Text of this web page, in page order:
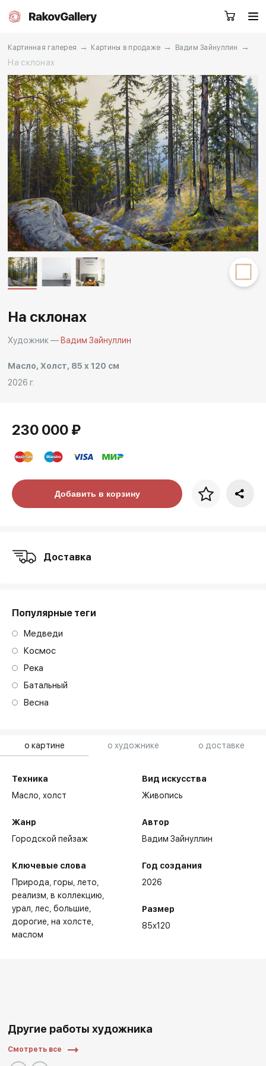
Екатеринбург
RU EN CN
Каталог Художники
О нас Услуги
События Контакты
Другие проекты
Заказать звонок
Картинная галерея → Картины в продаже → Вадим Зайнуллин
→
На склонах
о картине о художнике о доставке
Техника
Масло,холст
Жанр
Городской пейзаж
Ключевые слова
Природа горы лето
реализм в коллекцию
урал лес большие
дорогие на холсте
маслом
Вид искусства
Живопись
Автор
Вадим Зайнуллин
Год создания
2026
Размер
85x120
На склонах
Художник — Вадим Зайнуллин
Масло, Холст, 85 x 120 см
2026 г.
230 000 ₽
Цена за багетДобавить в корзину
Доставка
Популярные теги
Медведи
Космос
Река
Батальный
Весна
Другие работы художника
Смотреть все